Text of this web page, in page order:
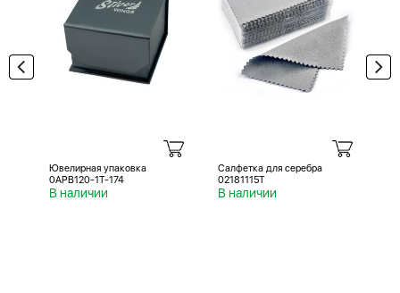
Ювелирная упаковка
0APB120-1T-174
В наличии
Салфетка для серебра
02181115T
В наличии